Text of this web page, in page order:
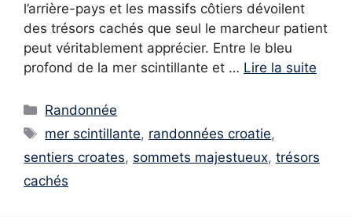
l’arrière-pays et les massifs côtiers dévoilent
des trésors cachés que seul le marcheur patient
peut véritablement apprécier. Entre le bleu
profond de la mer scintillante et … Lire la suite
Catégories
Randonnée
Étiquettes
mer scintillante, randonnées croatie,
sentiers croates, sommets majestueux, trésors
cachés